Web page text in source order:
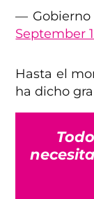
— Gobierno
September
Hasta el
ha dicho